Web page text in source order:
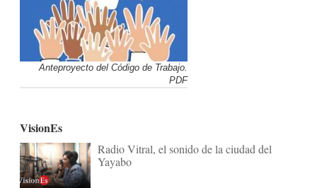
Anteproyecto del Código de Trabajo.
PDF
VisionEs
Radio Vitral, el sonido de la ciudad del
Yayabo